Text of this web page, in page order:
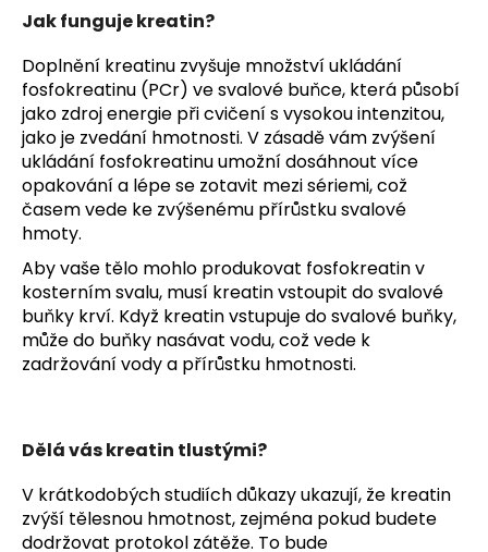
Jak funguje kreatin?
Doplnění kreatinu zvyšuje množství ukládání
fosfokreatinu (PCr) ve svalové buňce, která působí
jako zdroj energie při cvičení s vysokou intenzitou,
jako je zvedání hmotnosti. V zásadě vám zvýšení
ukládání fosfokreatinu umožní dosáhnout více
opakování a lépe se zotavit mezi sériemi, což
časem vede ke zvýšenému přírůstku svalové
hmoty.
Aby vaše tělo mohlo produkovat fosfokreatin v
kosterním svalu, musí kreatin vstoupit do svalové
buňky krví. Když kreatin vstupuje do svalové buňky,
může do buňky nasávat vodu, což vede k
zadržování vody a přírůstku hmotnosti.
Dělá vás kreatin tlustými?
V krátkodobých studiích důkazy ukazují, že kreatin
zvýší tělesnou hmotnost, zejména pokud budete
dodržovat protokol zátěže. To bude